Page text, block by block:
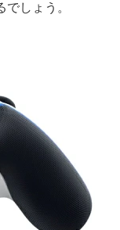
しょう。